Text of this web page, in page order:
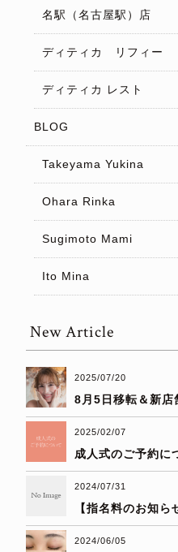
名駅（名古屋駅）店
ディティカ リフィー
ディティカ レスト
BLOG
Takeyama Yukina
Ohara Rinka
Sugimoto Mami
Ito Mina
New Article
2025/07/20
8月5日移転＆新店
2025/02/07
成人式のご予約に
2024/07/31
【指名料のお知ら
2024/06/05